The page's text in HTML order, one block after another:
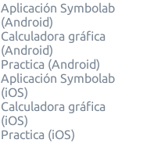
Aplicación Symbolab
(Android)
Calculadora gráfica
(Android)
Practica (Android)
Aplicación Symbolab
(iOS)
Calculadora gráfica
(iOS)
Practica (iOS)